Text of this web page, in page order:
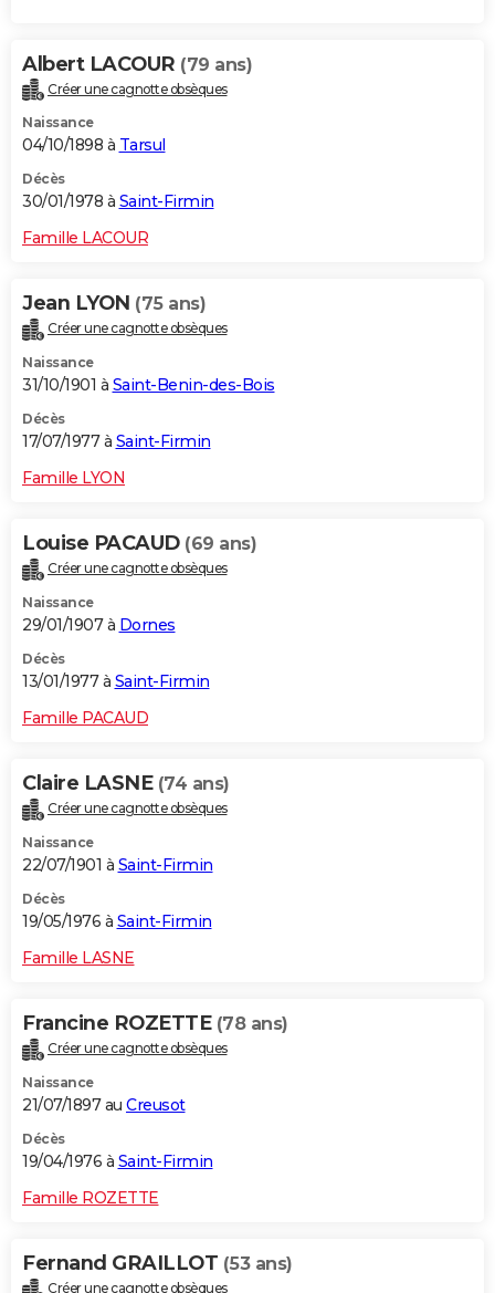
Albert LACOUR (79 ans)
Créer une cagnotte obsèques
Naissance
04/10/1898 à Tarsul
Décès
30/01/1978 à Saint-Firmin
Famille LACOUR
Jean LYON (75 ans)
Créer une cagnotte obsèques
Naissance
31/10/1901 à Saint-Benin-des-Bois
Décès
17/07/1977 à Saint-Firmin
Famille LYON
Louise PACAUD (69 ans)
Créer une cagnotte obsèques
Naissance
29/01/1907 à Dornes
Décès
13/01/1977 à Saint-Firmin
Famille PACAUD
Claire LASNE (74 ans)
Créer une cagnotte obsèques
Naissance
22/07/1901 à Saint-Firmin
Décès
19/05/1976 à Saint-Firmin
Famille LASNE
Francine ROZETTE (78 ans)
Créer une cagnotte obsèques
Naissance
21/07/1897 au Creusot
Décès
19/04/1976 à Saint-Firmin
Famille ROZETTE
Fernand GRAILLOT (53 ans)
Créer une cagnotte obsèques